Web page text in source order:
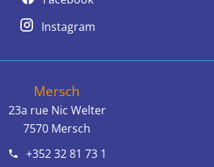
Instagram
Mersch
23a rue Nic Welter
7570 Mersch
+352 32 81 73 1